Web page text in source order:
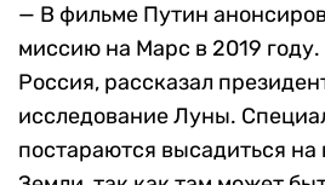
— В фильме Путин
миссию на Марс в 2019 году.
Россия, рассказал
исследование Луны.
постараются высадиться